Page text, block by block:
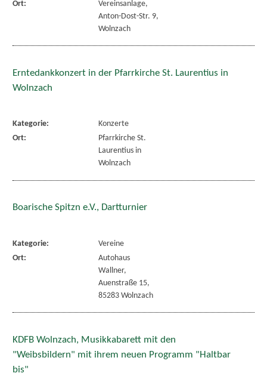
Ort:
Vereinsanlage,
Anton-Dost-Str. 9,
Wolnzach
Erntedankkonzert in der Pfarrkirche St. Laurentius in
Wolnzach
Kategorie:
Konzerte
Ort:
Pfarrkirche St.
Laurentius in
Wolnzach
Boarische Spitzn e.V., Dartturnier
Kategorie:
Vereine
Ort:
Autohaus
Wallner,
Auenstraße 15,
85283 Wolnzach
KDFB Wolnzach, Musikkabarett mit den
"Weibsbildern" mit ihrem neuen Programm "Haltbar
bis"